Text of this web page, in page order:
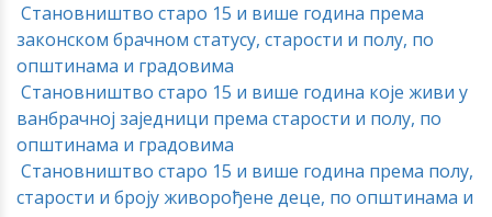
Становништво старо 15 и више година према
законском брачном статусу, старости и полу, по
општинама и градовима
Становништво старо 15 и више година које живи у
ванбрачној заједници према старости и полу, по
општинама и градовима
Становништво старо 15 и више година према полу,
старости и броју живорођене деце, по општинама и